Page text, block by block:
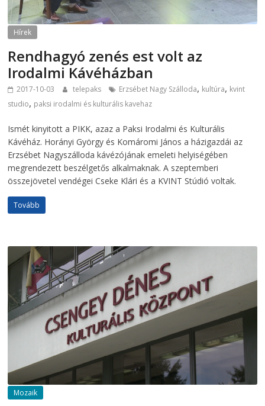
Hírek
Rendhagyó zenés est volt az
Irodalmi Kávéházban
2017-10-03 telepaks Erzsébet Nagy Szálloda, kultúra, kvint
studio, paksi irodalmi és kulturális kavehaz
Ismét kinyitott a PIKK, azaz a Paksi Irodalmi és Kulturális
Kávéház. Horányi György és Komáromi János a házigazdái az
Erzsébet Nagyszálloda kávézójának emeleti helyiségében
megrendezett beszélgetős alkalmaknak. A szeptemberi
összejövetel vendégei Cseke Klári és a KVINT Stúdió voltak.
Tovább
Mozaik